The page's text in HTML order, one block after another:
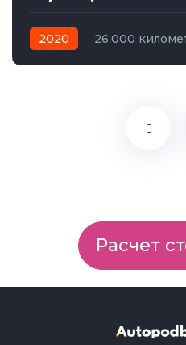
2020 26,000
Расчет